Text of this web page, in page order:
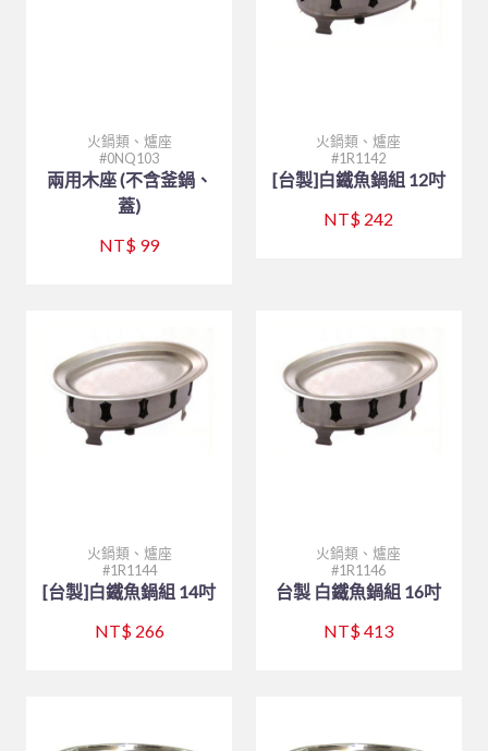
火鍋類、爐座
0NQ103
兩用木座 (不含釜鍋、
蓋)
NT$ 99
火鍋類、爐座
1R1142
[台製]白鐵魚鍋組 12吋
NT$ 242
火鍋類、爐座
1R1144
[台製]白鐵魚鍋組 14吋
NT$ 266
火鍋類、爐座
1R1146
台製 白鐵魚鍋組 16吋
NT$ 413